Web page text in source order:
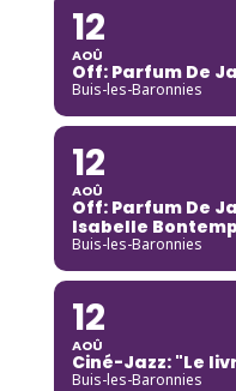
12
AOÛ
Off: Parfum De
Buis-les-Baronnies
12
AOÛ
Off: Parfum De
Isabelle
Buis-les-Baronnies
12
AOÛ
Ciné-Jazz: "Le
Buis-les-Baronnies